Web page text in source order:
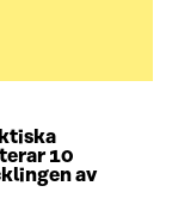
10
av